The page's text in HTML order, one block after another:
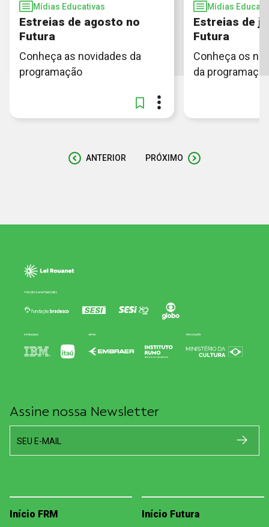
Mídias Educativas
Estreias de agosto no
Futura
Conheça as novidades da
programação
Mídias
Estreias de
Futura
Conheça os
da
ANTERIOR PRÓXIMO
Assine nossa Newsletter
SEU E-MAIL
Início FRM Início Futura